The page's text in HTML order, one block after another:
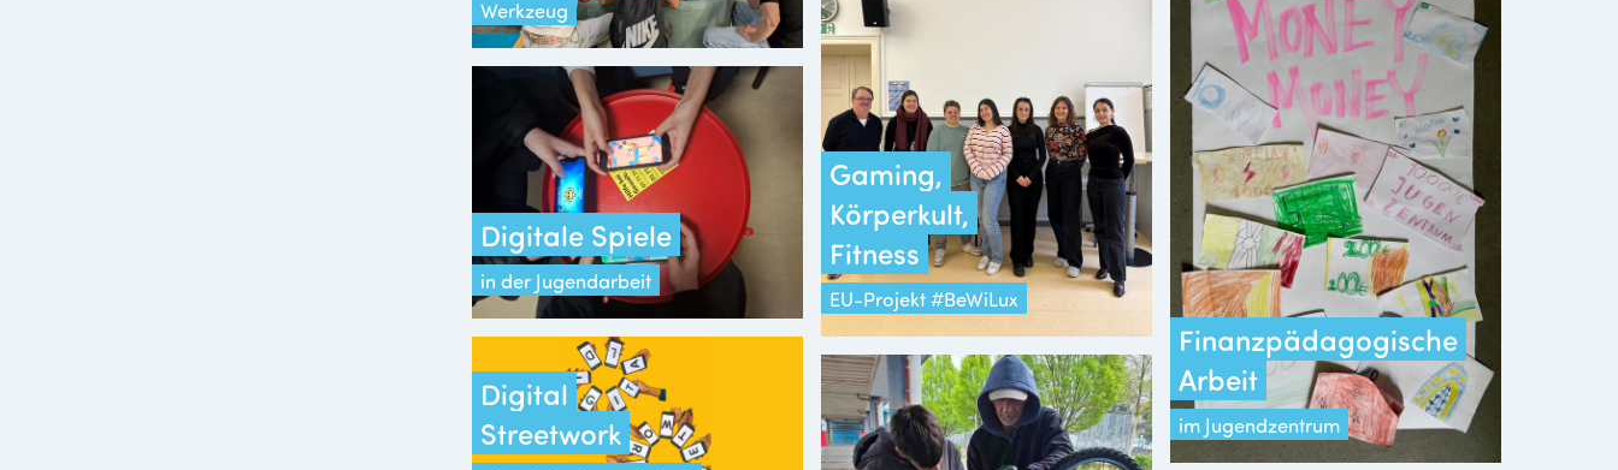
Werkzeug
Finanzpädagogische
Arbeit
im Jugendzentrum
Gaming,
Körperkult,
Fitness
EU-Projekt #BeWiLux
Digitale Spiele
in der Jugendarbeit
Digital
Streetwork